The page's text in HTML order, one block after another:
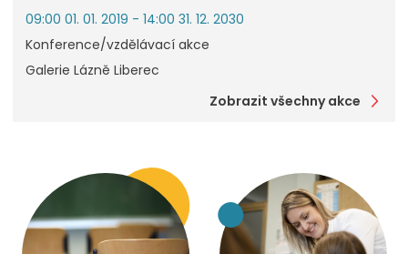
09:00 01. 01. 2019 - 14:00 31. 12. 2030
Konference/vzdělávací akce
Galerie Lázně Liberec
Zobrazit všechny akce